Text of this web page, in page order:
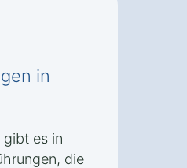
in
es in
die